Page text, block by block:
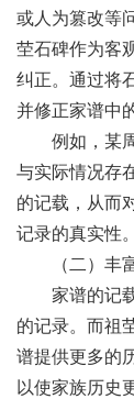
或人为篡改等
茔石碑作为客
纠正。通过将
并修正家谱中
例如，某周
与实际情况存
的记载，从而
记录的真实性。
（二）丰富
家谱的记载
的记录。而祖
谱提供更多的
以使家族历史